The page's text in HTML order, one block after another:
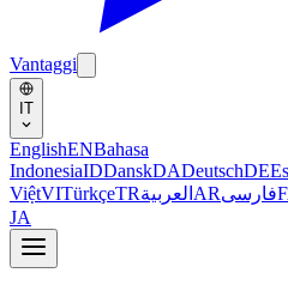
Vantaggi
IT
EnglishENBahasa
IndonesiaIDDanskDADeutschDE
ViệtVITürkçeTRالعربية ARفارسی
JA